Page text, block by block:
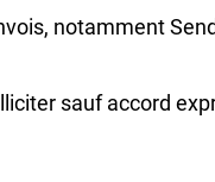
notamment
sauf accord